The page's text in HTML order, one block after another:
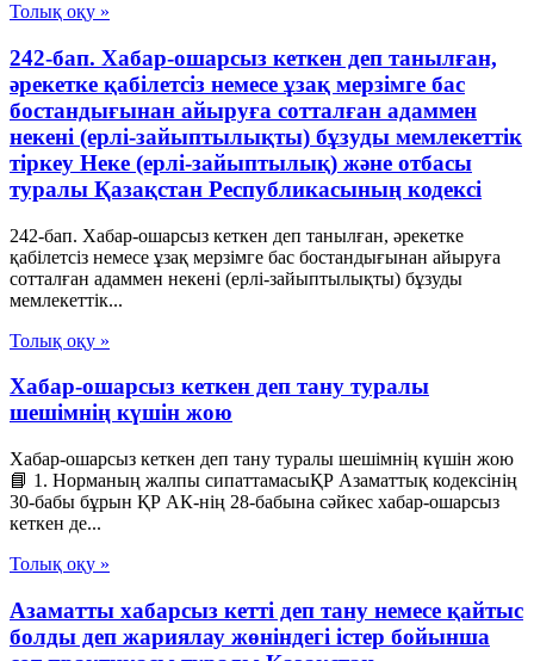
Толық оқу »
242-бап. Хабар-ошарсыз кеткен деп танылған,
әрекетке қабілетсіз немесе ұзақ мерзімге бас
бостандығынан айыруға сотталған адаммен
некені (ерлі-зайыптылықты) бұзуды мемлекеттік
тіркеу Неке (ерлі-зайыптылық) және отбасы
туралы Қазақстан Республикасының кодексі
242-бап. Хабар-ошарсыз кеткен деп танылған, әрекетке
қабілетсіз немесе ұзақ мерзімге бас бостандығынан айыруға
сотталған адаммен некені (ерлі-зайыптылықты) бұзуды
мемлекеттік...
Толық оқу »
Хабар-ошарсыз кеткен деп тану туралы
шешімнің күшін жою
Хабар-ошарсыз кеткен деп тану туралы шешімнің күшін жою
📘 1. Норманың жалпы сипаттамасыҚР Азаматтық кодексінің
30-бабы бұрын ҚР АК-нің 28-бабына сәйкес хабар-ошарсыз
кеткен де...
Толық оқу »
Азаматты хабарсыз кетті деп тану немесе қайтыс
болды деп жариялау жөніндегі істер бойынша